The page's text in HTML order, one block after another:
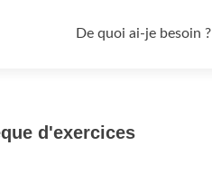
au
De quoi ai-je besoin ?
d'exercices